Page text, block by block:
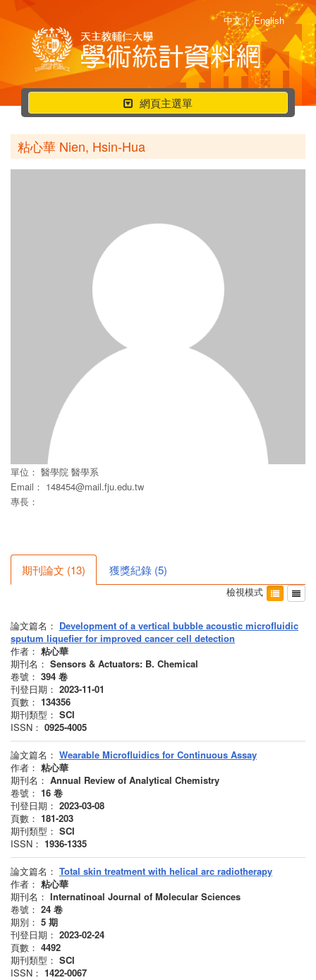
中文 | English
行
動
選
單
網頁主選單
粘心華 Nien, Hsin-Hua
單位： 醫學院 醫學系
Email： 148454@mail.fju.edu.tw
專長：
期刊論文 (13) 獲獎紀錄 (5)
檢視模式
論文篇名： Development of a vertical bubble acoustic microfluidic
sputum liquefier for improved cancer cell detection
作者： 粘心華
期刊名： Sensors & Actuators: B. Chemical
卷號： 394 卷
刊登日期： 2023-11-01
頁數： 134356
期刊類型： SCI
ISSN： 0925-4005
論文篇名： Wearable Microfluidics for Continuous Assay
作者： 粘心華
期刊名： Annual Review of Analytical Chemistry
卷號： 16 卷
刊登日期： 2023-03-08
頁數： 181-203
期刊類型： SCI
ISSN： 1936-1335
論文篇名： Total skin treatment with helical arc radiotherapy
作者： 粘心華
期刊名： Internatinoal Journal of Molecular Sciences
卷號： 24 卷
期別： 5 期
刊登日期： 2023-02-24
頁數： 4492
期刊類型： SCI
ISSN： 1422-0067